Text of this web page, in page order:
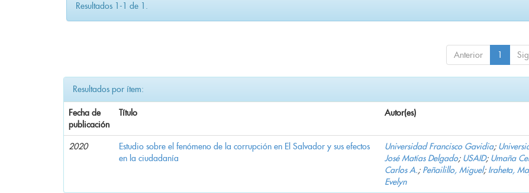
Resultados 1-1 de 1.
Anterior 1
Resultados por ítem:
Fecha de
publicación
Título Autor(es)
2020
Estudio sobre el fenómeno de la corrupción en El Salvador y sus efectos
en la ciudadanía
Universidad Francisco Gavidia;
José Matías Delgado; USAID; Umaña
Carlos A.; Peñailillo, Miguel; Iraheta,
Evelyn